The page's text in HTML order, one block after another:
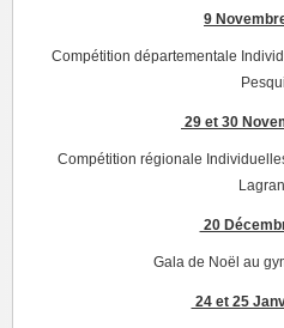
9
Compétition départementale
29 et 30
Compétition régionale
20
Gala de Noël au
24 et 25